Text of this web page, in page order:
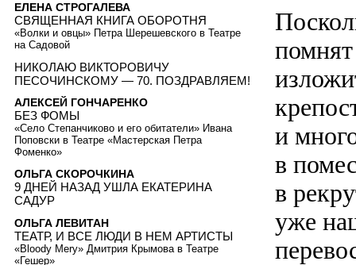
и
в
в
уже
ЕЛЕНА СТРОГАЛЕВА
СВЯЩЕННАЯ КНИГА ОБОРОТНЯ
«Волки и овцы» Петра Шерешевского в Театре
на Садовой
НИКОЛАЮ ВИКТОРОВИЧУ
ПЕСОЧИНСКОМУ — 70. ПОЗДРАВЛЯЕМ!
АЛЕКСЕЙ ГОНЧАРЕНКО
БЕЗ ФОМЫ
«Село Степанчиково и его обитатели» Ивана
Поповски в Театре «Мастерская Петра
Фоменко»
ОЛЬГА СКОРОЧКИНА
9 ДНЕЙ НАЗАД УШЛА ЕКАТЕРИНА
САДУР
ОЛЬГА ЛЕВИТАН
ТЕАТР, И ВСЕ ЛЮДИ В НЕМ АРТИСТЫ
«Bloody Mery» Дмитрия Крымова в Театре
«Гешер»